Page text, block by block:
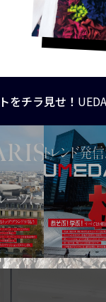
をチラ見せ！